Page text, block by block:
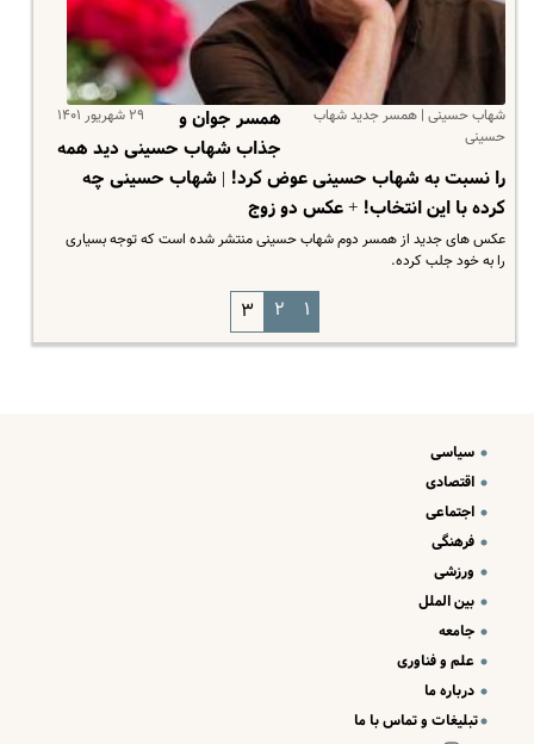
شهاب حسینی | همسر جدید شهاب
حسینی
۲۹ شهریور ۱۴۰۱
همسر جوان و
جذاب شهاب حسینی دید همه
را نسبت به شهاب حسینی عوض کرد! | شهاب حسینی چه
کرده با این انتخاب! + عکس دو زوج
عکس های جدید از همسر دوم شهاب حسینی منتشر شده است که توجه بسیاری
را به خود جلب کرده.
۱ ۲ ۳
سیاسی
اقتصادی
اجتماعی
فرهنگی
ورزشی
بین الملل
جامعه
علم و فناوری
درباره ما
تبلیغات و تماس با ما